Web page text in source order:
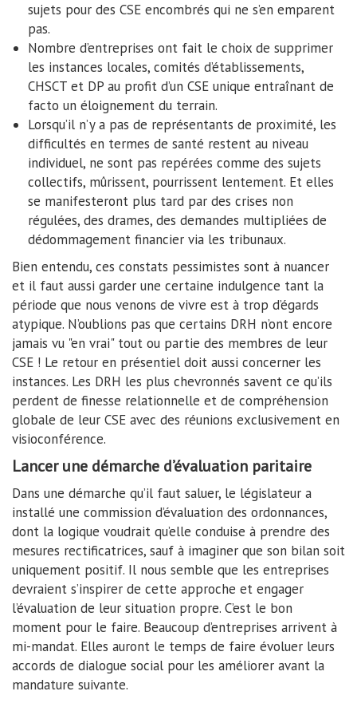
sujets pour des CSE encombrés qui ne s’en emparent
pas.
Nombre d’entreprises ont fait le choix de supprimer
les instances locales, comités d’établissements,
CHSCT et DP au profit d’un CSE unique entraînant de
facto un éloignement du terrain.
Lorsqu’il n’y a pas de représentants de proximité, les
difficultés en termes de santé restent au niveau
individuel, ne sont pas repérées comme des sujets
collectifs, mûrissent, pourrissent lentement. Et elles
se manifesteront plus tard par des crises non
régulées, des drames, des demandes multipliées de
dédommagement financier via les tribunaux.
Bien entendu, ces constats pessimistes sont à nuancer
et il faut aussi garder une certaine indulgence tant la
période que nous venons de vivre est à trop d’égards
atypique. N’oublions pas que certains DRH n’ont encore
jamais vu "en vrai" tout ou partie des membres de leur
CSE ! Le retour en présentiel doit aussi concerner les
instances. Les DRH les plus chevronnés savent ce qu’ils
perdent de finesse relationnelle et de compréhension
globale de leur CSE avec des réunions exclusivement en
visioconférence.
Lancer une démarche d’évaluation paritaire
Dans une démarche qu’il faut saluer, le législateur a
installé une commission d’évaluation des ordonnances,
dont la logique voudrait qu’elle conduise à prendre des
mesures rectificatrices, sauf à imaginer que son bilan soit
uniquement positif. Il nous semble que les entreprises
devraient s’inspirer de cette approche et engager
l’évaluation de leur situation propre. C’est le bon
moment pour le faire. Beaucoup d’entreprises arrivent à
mi-mandat. Elles auront le temps de faire évoluer leurs
accords de dialogue social pour les améliorer avant la
mandature suivante.